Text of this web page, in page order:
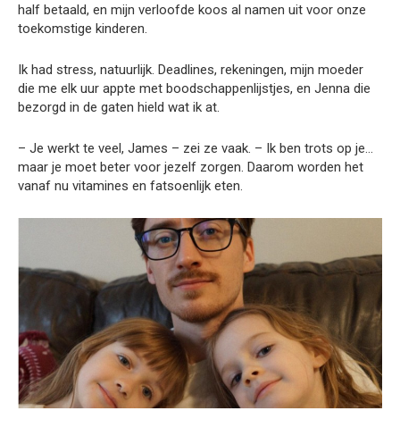
half betaald, en mijn verloofde koos al namen uit voor onze
toekomstige kinderen.
Ik had stress, natuurlijk. Deadlines, rekeningen, mijn moeder
die me elk uur appte met boodschappenlijstjes, en Jenna die
bezorgd in de gaten hield wat ik at.
– Je werkt te veel, James – zei ze vaak. – Ik ben trots op je…
maar je moet beter voor jezelf zorgen. Daarom worden het
vanaf nu vitamines en fatsoenlijk eten.